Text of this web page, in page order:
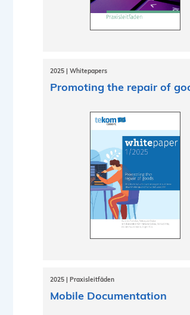
2025 | Whitepapers
Promoting the repair of
2025 | Praxisleitfäden
Mobile Documentation